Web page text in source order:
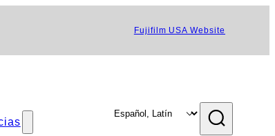
Fujifilm USA Website